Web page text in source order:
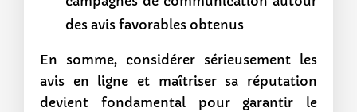
des avis favorables obtenus
En somme, considérer sérieusement les
avis en ligne et maîtriser sa réputation
devient fondamental pour garantir le